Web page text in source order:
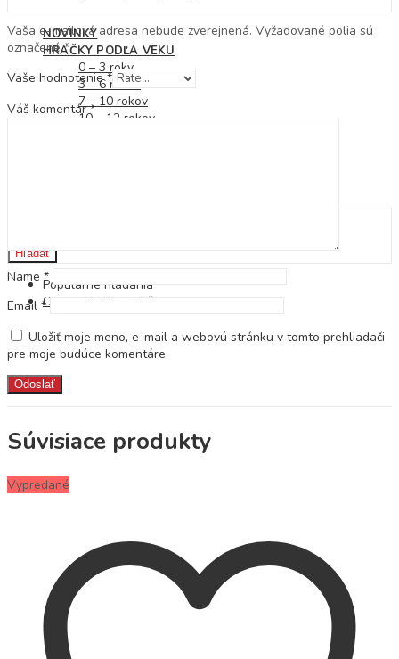
NOVINKY
HRAČKY PODĽA VEKU
0 – 3 roky
3 – 6 rokov
7 – 10 rokov
10 – 12 rokov
Hľadať
Populárne hľadania
Ortopedické podložky
Vaša e-mailová adresa nebude zverejnená. Vyžadované polia sú
označené*
Vaše hodnotenie*
Váš komentár*
Name*
Email *
Uložiť moje meno, e-mail a webovú stránku v tomto prehliadači
pre moje budúce komentáre.
Súvisiace produkty
Vypredané